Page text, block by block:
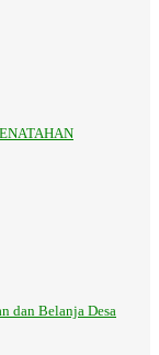
dan Belanja Desa